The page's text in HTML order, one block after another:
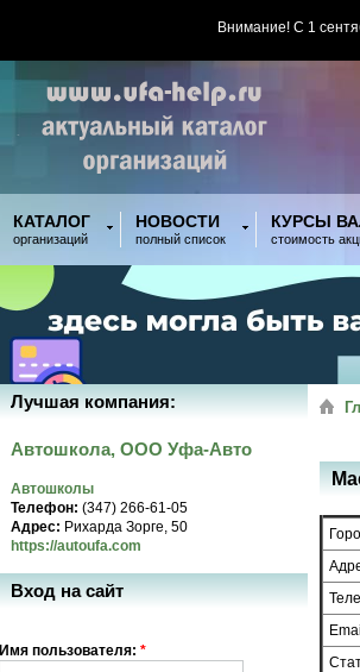
Внимание! С 1
КАТАЛОГ
организаций
НОВОСТИ
полный список
КУРСЫ
стоимость
Лучшая компания:
Автошкола, ООО Уфа-Авто
Автошколы
Телефон: (347) 266-61-05
Адрес: Рихарда Зорге, 50
https://autoufa.com
Вход на сайт
Имя пользователя: *